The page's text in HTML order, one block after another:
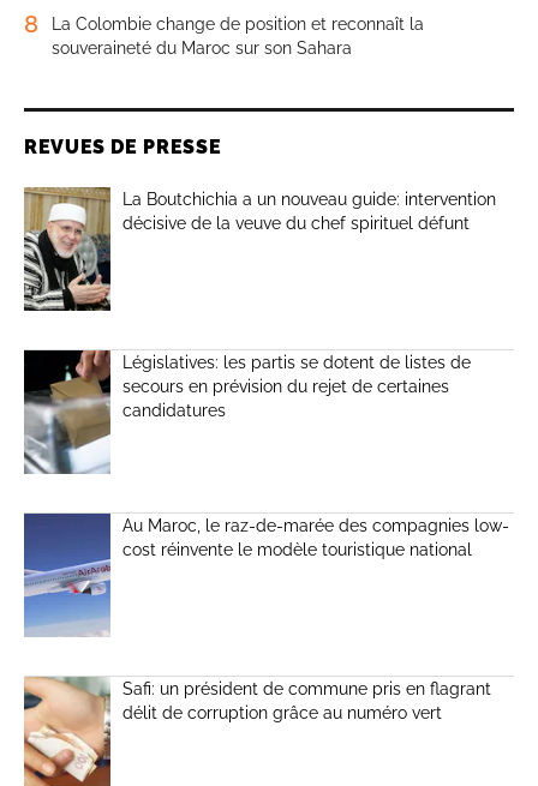
8
La Colombie change de position et reconnaît la
souveraineté du Maroc sur son Sahara
REVUES DE PRESSE
La Boutchichia a un nouveau guide: intervention
décisive de la veuve du chef spirituel défunt
Législatives: les partis se dotent de listes de
secours en prévision du rejet de certaines
candidatures
Au Maroc, le raz-de-marée des compagnies low-
cost réinvente le modèle touristique national
Safi: un président de commune pris en flagrant
délit de corruption grâce au numéro vert